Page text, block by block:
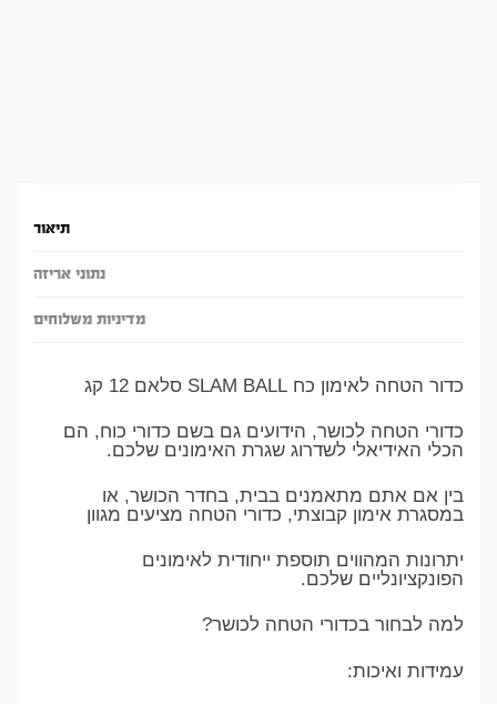
תיאור
נתוני אריזה
מדיניות משלוחים
כדור הטחה לאימון כח SLAM BALL סלאם 12 קג
כדורי הטחה לכושר, הידועים גם בשם כדורי כוח, הם
הכלי האידיאלי לשדרוג שגרת האימונים שלכם.
בין אם אתם מתאמנים בבית, בחדר הכושר, או
במסגרת אימון קבוצתי, כדורי הטחה מציעים מגוון
יתרונות המהווים תוספת ייחודית לאימונים
הפונקציונליים שלכם.
למה לבחור בכדורי הטחה לכושר?
עמידות ואיכות: